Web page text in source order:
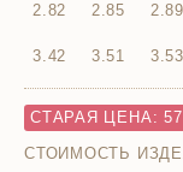
2.82 2.85 2.89
3.42 3.51 3.53
СТАРАЯ ЦЕНА: 57
СТОИМОСТЬ